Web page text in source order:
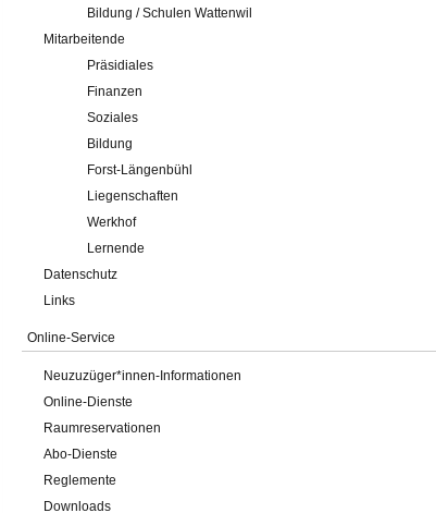
Bildung / Schulen Wattenwil
Mitarbeitende
Präsidiales
Finanzen
Soziales
Bildung
Forst-Längenbühl
Liegenschaften
Werkhof
Lernende
Datenschutz
Links
Online-Service
Neuzuzüger*innen-Informationen
Online-Dienste
Raumreservationen
Abo-Dienste
Reglemente
Downloads